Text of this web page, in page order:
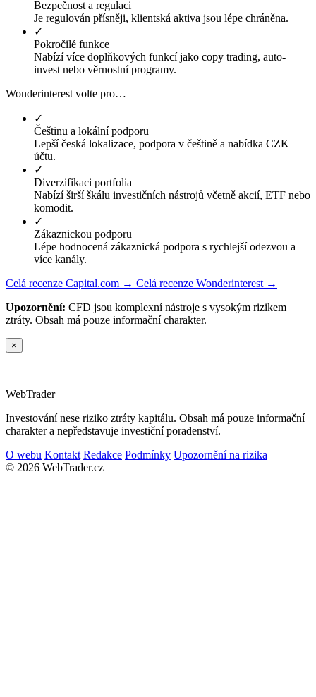
Bezpečnost a regulaci
Je regulován přísněji, klientská aktiva jsou lépe chráněna.
✓
Pokročilé funkce
Nabízí více doplňkových funkcí jako copy trading, auto-
invest nebo věrnostní programy.
Wonderinterest volte pro…
✓
Češtinu a lokální podporu
Lepší česká lokalizace, podpora v češtině a nabídka CZK
účtu.
✓
Diverzifikaci portfolia
Nabízí širší škálu investičních nástrojů včetně akcií, ETF nebo
komodit.
✓
Zákaznickou podporu
Lépe hodnocená zákaznická podpora s rychlejší odezvou a
více kanály.
Celá recenze Capital.com → Celá recenze Wonderinterest →
Upozornění: CFD jsou komplexní nástroje s vysokým rizikem
ztráty. Obsah má pouze informační charakter.
×
WebTrader
Investování nese riziko ztráty kapitálu. Obsah má pouze informační
charakter a nepředstavuje investiční poradenství.
O webu Kontakt Redakce Podmínky Upozornění na rizika
© 2026 WebTrader.cz